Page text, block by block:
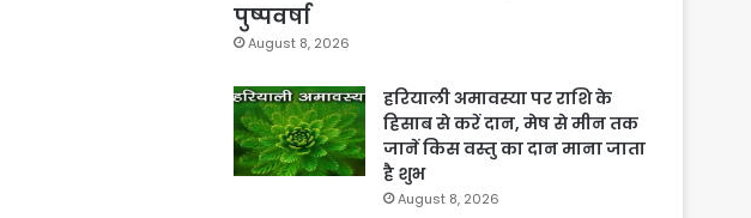
पुष्पवर्षा
August 8, 2026
हरियाली अमावस्या पर राशि के
हिसाब से करें दान, मेष से मीन तक
जानें किस वस्तु का दान माना जाता
है शुभ
August 8, 2026